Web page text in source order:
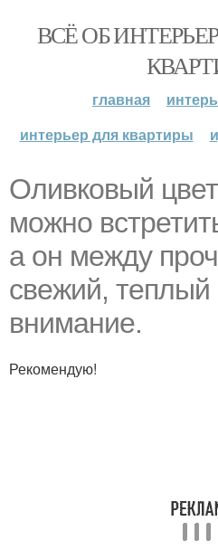
ВСЁ ОБ
главная
интерьер для квартиры
Оливковый
можно
а он между
свежий, теплый
внимание.
Рекомендую!